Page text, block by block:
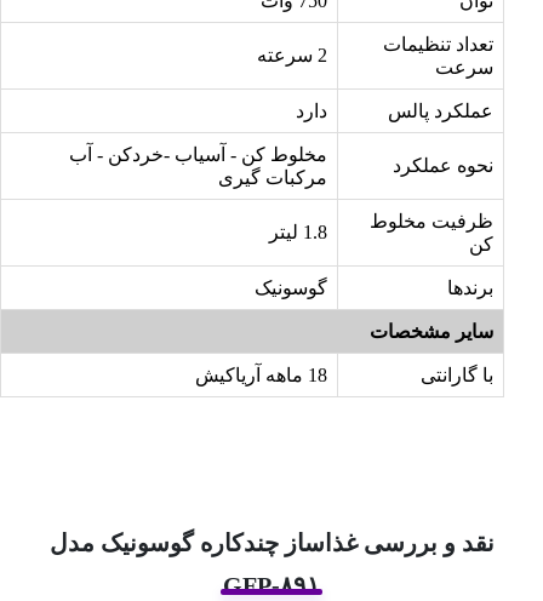
تعداد تنظیمات
سرعت
عملکرد پالس دارد
نحوه عملکرد
مخلوط کن - آسیاب -خردکن - آب
مرکبات گیری
ظرفیت مخلوط
کن
1.8 لیتر
برندها گوسونیک
سایر مشخصات
با گارانتی 18 ماهه آریاکیش
نقد و بررسی غذاساز چندکاره گوسونیک مدل
GFP-۸۹۱